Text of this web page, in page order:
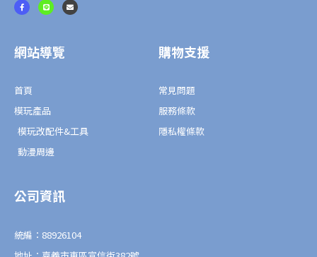
a
c
k
-
i
n
n
v
網站導覽
首頁
模玩產品
模玩改配件&工具
動漫周邊
購物支援
常見問題
服務條款
隱私權條款
公司資訊
統編：88926104